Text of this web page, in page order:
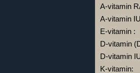
A-vitamin
A-vitamin
E-vitamin :
D-vitamin
D-vitamin
K-vitamin: